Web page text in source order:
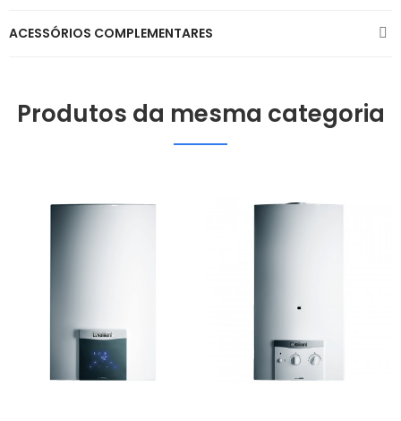
ACESSÓRIOS COMPLEMENTARES
Produtos da mesma categoria